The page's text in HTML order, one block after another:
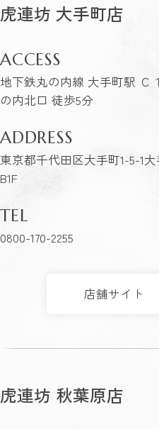
虎連坊 大手町店
ACCESS
地下鉄丸の内線 大手町駅 Ｃ
の内北口 徒歩5分
ADDRESS
東京都千代田区大手町1-5-1
B1F
TEL
0800-170-2255
店舗サイト
虎連坊 秋葉原店